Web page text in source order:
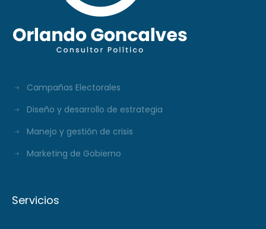
Campañas Electorales
Diseño y desarrollo de estrategia
Manejo y gestión de crisis
Marketing de Gobierno
Servicios